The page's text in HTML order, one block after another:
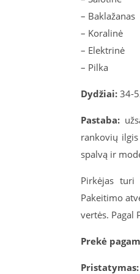
– Baklažanas
– Koralinė
– Elektrinė
– Pilka
Dydžiai: 34-
Pastaba:
rankovių
spalvą ir
Pirkėjas turi
Pakeitimo
vertės. Pagal
Prekė